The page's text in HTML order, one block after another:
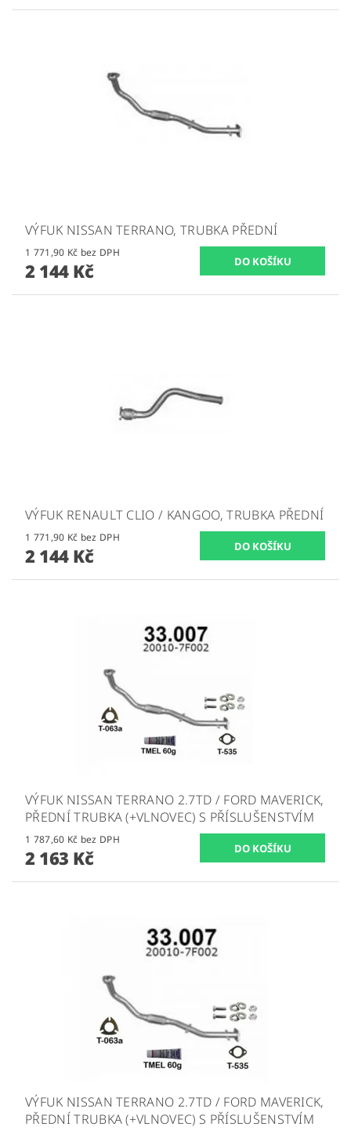
VÝFUK NISSAN TERRANO, TRUBKA PŘEDNÍ
1 771,90 Kč bez DPH
2 144 Kč
VÝFUK RENAULT CLIO / KANGOO, TRUBKA PŘEDNÍ
1 771,90 Kč bez DPH
2 144 Kč
VÝFUK NISSAN TERRANO 2.7TD / FORD MAVERICK,
PŘEDNÍ TRUBKA (+VLNOVEC) S PŘÍSLUŠENSTVÍM
1 787,60 Kč bez DPH
2 163 Kč
VÝFUK NISSAN TERRANO 2.7TD / FORD MAVERICK,
PŘEDNÍ TRUBKA (+VLNOVEC) S PŘÍSLUŠENSTVÍM